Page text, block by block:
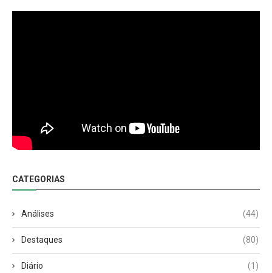
CATEGORIAS
Análises (44)
Destaques (80)
Diário (1)